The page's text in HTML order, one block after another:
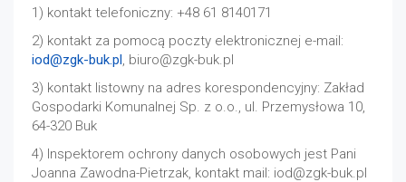
1) kontakt telefoniczny: +48 61 8140171
2) kontakt za pomocą poczty elektronicznej e-mail:
iod@zgk-buk.pl, biuro@zgk-buk.pl
3) kontakt listowny na adres korespondencyjny: Zakład
Gospodarki Komunalnej Sp. z o.o., ul. Przemysłowa 10,
64-320 Buk
4) Inspektorem ochrony danych osobowych jest Pani
Joanna Zawodna-Pietrzak, kontakt mail: iod@zgk-buk.pl